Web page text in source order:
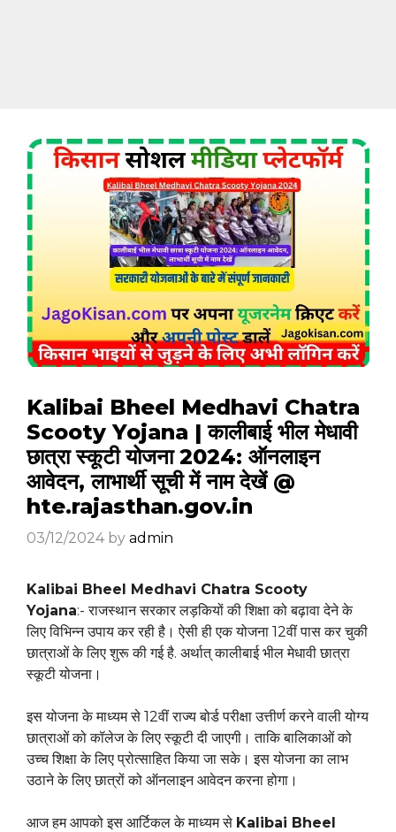
Kalibai Bheel Medhavi Chatra
Scooty Yojana | कालीबाई भील मेधावी
छात्रा स्कूटी योजना 2024: ऑनलाइन
आवेदन, लाभार्थी सूची में नाम देखें @
hte.rajasthan.gov.in
03/12/2024 by admin
Kalibai Bheel Medhavi Chatra Scooty
Yojana:- राजस्थान सरकार लड़कियों की शिक्षा को बढ़ावा देने के
लिए विभिन्न उपाय कर रही है। ऐसी ही एक योजना 12वीं पास कर चुकी
छात्राओं के लिए शुरू की गई है. अर्थात् कालीबाई भील मेधावी छात्रा
स्कूटी योजना।
इस योजना के माध्यम से 12वीं राज्य बोर्ड परीक्षा उत्तीर्ण करने वाली योग्य
छात्राओं को कॉलेज के लिए स्कूटी दी जाएगी। ताकि बालिकाओं को
उच्च शिक्षा के लिए प्रोत्साहित किया जा सके। इस योजना का लाभ
उठाने के लिए छात्रों को ऑनलाइन आवेदन करना होगा।
आज हम आपको इस आर्टिकल के माध्यम से Kalibai Bheel